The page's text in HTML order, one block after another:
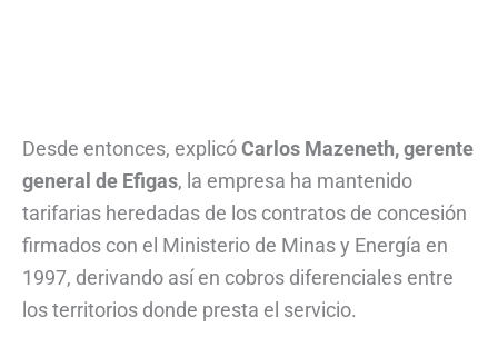
Desde entonces, explicóCarlos Mazeneth, gerente
general de Efigas, la empresa ha mantenido
tarifarias heredadas de los contratos de concesión
firmados con el Ministerio de Minas y Energía en
1997, derivando así en cobros diferenciales entre
los territorios donde presta el servicio.